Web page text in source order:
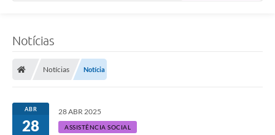
Notícias
Notícias Notícia
ABR
28
28 ABR 2025
ASSISTÊNCIA SOCIAL